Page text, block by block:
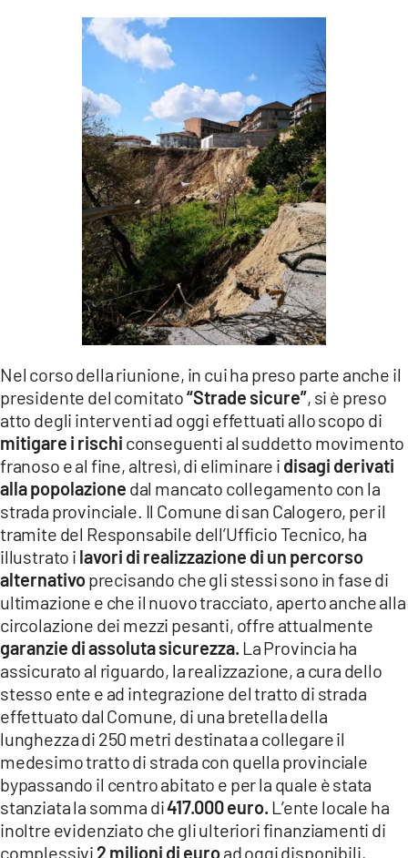
Nel corso della riunione, in cui ha preso parte anche il
presidente del comitato“Strade sicure”, si è preso
atto degli interventi ad oggi effettuati allo scopo di
mitigare i rischi conseguenti al suddetto movimento
franoso e al fine, altresì, di eliminare i disagi derivati
alla popolazione dal mancato collegamento con la
strada provinciale. Il Comune di san Calogero, per il
tramite del Responsabile dell’Ufficio Tecnico, ha
illustrato i lavori di realizzazione di un percorso
alternativoprecisando che gli stessi sono in fase di
ultimazione e che il nuovo tracciato, aperto anche alla
circolazione dei mezzi pesanti, offre attualmente
garanzie di assoluta sicurezza. La Provincia ha
assicurato al riguardo, la realizzazione, a cura dello
stesso ente e ad integrazione del tratto di strada
effettuato dal Comune, di una bretella della
lunghezza di 250 metri destinata a collegare il
medesimo tratto di strada con quella provinciale
bypassando il centro abitato e per la quale è stata
stanziata la somma di417.000 euro. L’ente locale ha
inoltre evidenziato che gli ulteriori finanziamenti di
complessivi 2 milioni di euroad oggi disponibili,